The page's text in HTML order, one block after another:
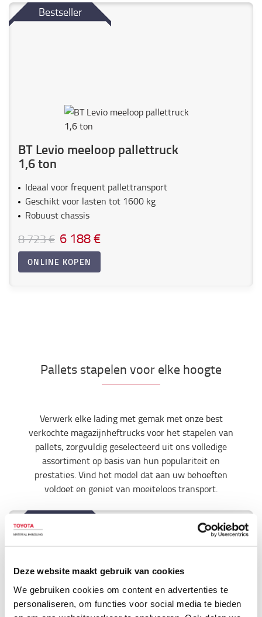
Deze website maakt gebruik van cookies
We gebruiken cookies om content en advertenties te
personaliseren, om functies voor social media te bieden
Bestseller
BT Levio meeloop pallettruck
1,6 ton
Ideaal voor frequent pallettransport
Geschikt voor lasten tot 1600 kg
Robuust chassis
8 723 € 6 188 €
ONLINE KOPEN
Pallets stapelen voor elke hoogte
Verwerk elke lading met gemak met onze best
verkochte magazijnheftrucks voor het stapelen van
pallets, zorgvuldig geselecteerd uit ons volledige
assortiment op basis van hun populariteit en
prestaties. Vind het model dat aan uw behoeften
voldoet en geniet van moeiteloos transport.